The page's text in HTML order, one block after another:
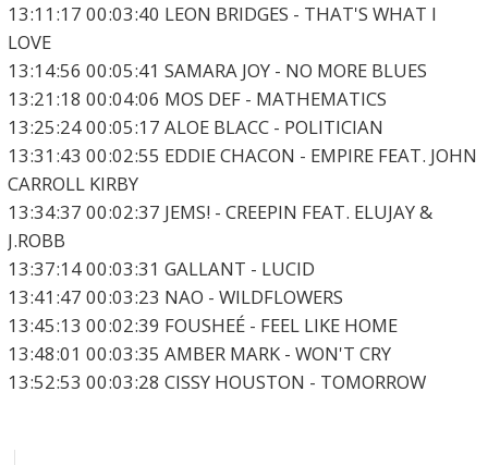
13:11:17 00:03:40 LEON BRIDGES - THAT'S WHAT I
LOVE
13:14:56 00:05:41 SAMARA JOY - NO MORE BLUES
13:21:18 00:04:06 MOS DEF - MATHEMATICS
13:25:24 00:05:17 ALOE BLACC - POLITICIAN
13:31:43 00:02:55 EDDIE CHACON - EMPIRE FEAT. JOHN
CARROLL KIRBY
13:34:37 00:02:37 JEMS! - CREEPIN FEAT. ELUJAY &
J.ROBB
13:37:14 00:03:31 GALLANT - LUCID
13:41:47 00:03:23 NAO - WILDFLOWERS
13:45:13 00:02:39 FOUSHEÉ - FEEL LIKE HOME
13:48:01 00:03:35 AMBER MARK - WON'T CRY
13:52:53 00:03:28 CISSY HOUSTON - TOMORROW